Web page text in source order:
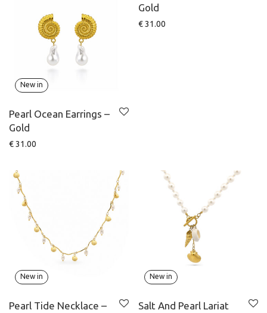
New in
Pearl Ocean Earrings –
Gold
€31.00
Gold
€31.00
New in
Pearl Tide Necklace –
New in
Salt And Pearl Lariat